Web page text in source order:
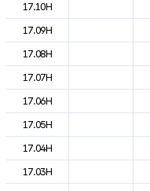
17.10H
17.09H
17.08H
17.07H
17.06H
17.05H
17.04H
17.03H